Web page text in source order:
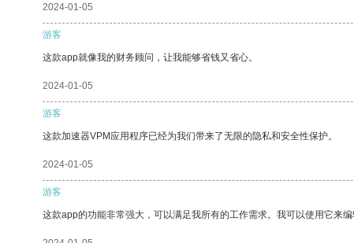
2024-01-05
游客
这款app就像我的财务顾问，让我能够省钱又省心。
2024-01-05
游客
这款加速器VPM应用程序已经为我们带来了无限的隐私和安全性保护。
2024-01-05
游客
这款app的功能非常强大，可以满足我所有的工作需求。我可以使用它来